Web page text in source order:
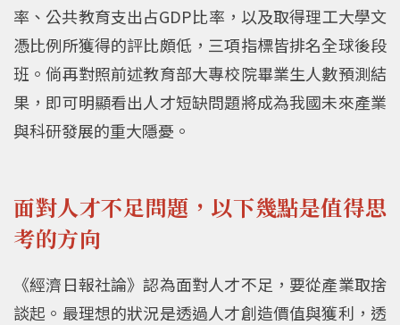
率、公共教育支出占GDP比率，以及取得理工大學文
憑比例所獲得的評比頗低，三項指標皆排名全球後段
班。倘再對照前述教育部大專校院畢業生人數預測結
果，即可明顯看出人才短缺問題將成為我國未來產業
與科研發展的重大隱憂。
面對人才不足問題，以下幾點是值得思
考的方向
《經濟日報社論》認為面對人才不足，要從產業取捨
談起。最理想的狀況是透過人才創造價值與獲利，透